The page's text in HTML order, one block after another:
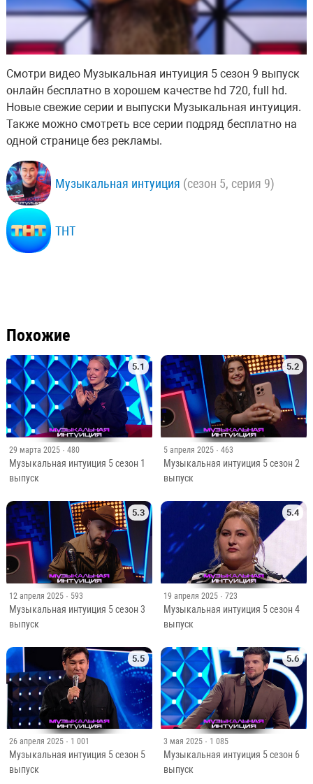
Смотри видео Музыкальная интуиция 5 сезон 9 выпуск
онлайн бесплатно в хорошем качестве hd 720, full hd.
Новые свежие серии и выпуски Музыкальная интуиция.
Также можно смотреть все серии подряд бесплатно на
одной странице без рекламы.
Музыкальная интуиция (сезон 5, серия 9)
ТНТ
Похожие
5.1
29 марта 2025 · 480
Музыкальная интуиция 5 сезон 1
выпуск
5.2
5 апреля 2025 · 463
Музыкальная интуиция 5 сезон 2
выпуск
5.3
12 апреля 2025 · 593
Музыкальная интуиция 5 сезон 3
выпуск
5.4
19 апреля 2025 · 723
Музыкальная интуиция 5 сезон 4
выпуск
5.5
26 апреля 2025 · 1 001
Музыкальная интуиция 5 сезон 5
выпуск
5.6
3 мая 2025 · 1 085
Музыкальная интуиция 5 сезон 6
выпуск